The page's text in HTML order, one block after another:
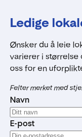
Ledige
Ønsker du å leie
varierer i størrelse
oss for en
Felter merket med
Navn
E-post